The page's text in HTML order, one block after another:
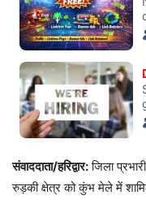
संवाददाता/हरिद्वार:जिला
रुड़की क्षेत्र को कुंभ मेले में